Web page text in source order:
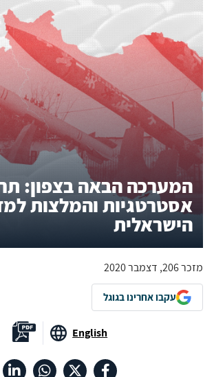
המערכה הבאה בצפון:
אסטרטגיות והמלצות
הישראלית
מזכר 206, דצמבר 2020
עקבו אחרינו בגוגל
English